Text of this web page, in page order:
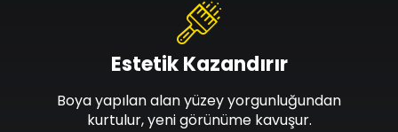
Estetik Kazandırır
Boya yapılan alan yüzey yorgunluğundan
kurtulur, yeni görünüme kavuşur.